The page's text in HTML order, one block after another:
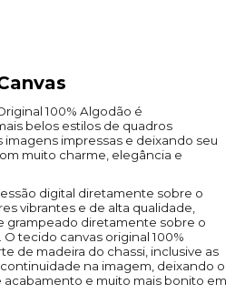
100% Algodão é
belos estilos de quadros
impressas e deixando seu
muito charme, elegância e
digital diretamente sobre o
vibrantes e de alta qualidade,
grampeado diretamente sobre o
tecido canvas original 100%
de madeira do chassi, inclusive as
na imagem, deixando o
e muito mais bonito em